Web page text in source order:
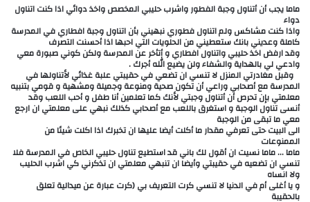
ماما يجب أن أتناول وجبة الفطور واشرب حليبي المخصص واخذ دوائي اذا كنت اتناول
دواء
واذا كنت مشاكس ولم اتناول فطوري نبهيني بأن اتناول وجبة افطاري في المدرسة
كاملة وعديني بانك ستعطيني من الحلويات التي احبها اذا أحسنت التصرف
وقد ارفض اخذ حليبي واتناول افطاري و أتأخر عن المدرسة ولكن كوني صبورة معي
وادعي لي بالهداية والشفاء ولن يضيع الله أجرك .
وقبل مغادرتي المنزل لا تنسي ان تضعي في حقيبتي علبة غذائي لأتناولها في
المدرسة مع أصحابي وراعي أن تكون صحية ومنوعة وجميلة ومشهية و قومي بتنبيه
معلمتي بإن تحرص أن أتناول وجبتي لأنك كما تعلمين أنا طفل و أحب اللعب وقد
أنسى تناول الوجبة و استغرق باللعب مع أصحابي كذلك نبهي على معلمتي ان ارجع
معي ما تبقى من الوجبة
الى البيت حتى تعرفي مقدار ما أكلت أيضا عليها ان تخبرك اذا اكلت شيئا من
الممنوعات
ماما … ماما نسيت ان أقول لك باني قد استطيع تناول حليبي الخاص في المدرسة فلا
تنسي ان تضعيه في حقيبتي وأيضا ان تنبهي معلمتي ان تذكرني كي اشرب الحليب
ولا انساه
و يا أغلى أم في الدنيا لا تنسي كرت التعريف بي (كرت عبارة عن ميدالية تعلق
بالحقيبة